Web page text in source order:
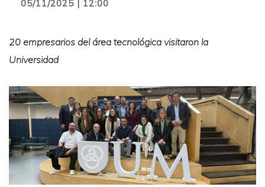
05/11/2025 | 12:00
20 empresarios del área tecnológica visitaron la
Universidad